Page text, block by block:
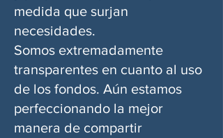
medida que surjan
necesidades.
Somos extremadamente
transparentes en cuanto al uso
de los fondos. Aún estamos
perfeccionando la mejor
manera de compartir